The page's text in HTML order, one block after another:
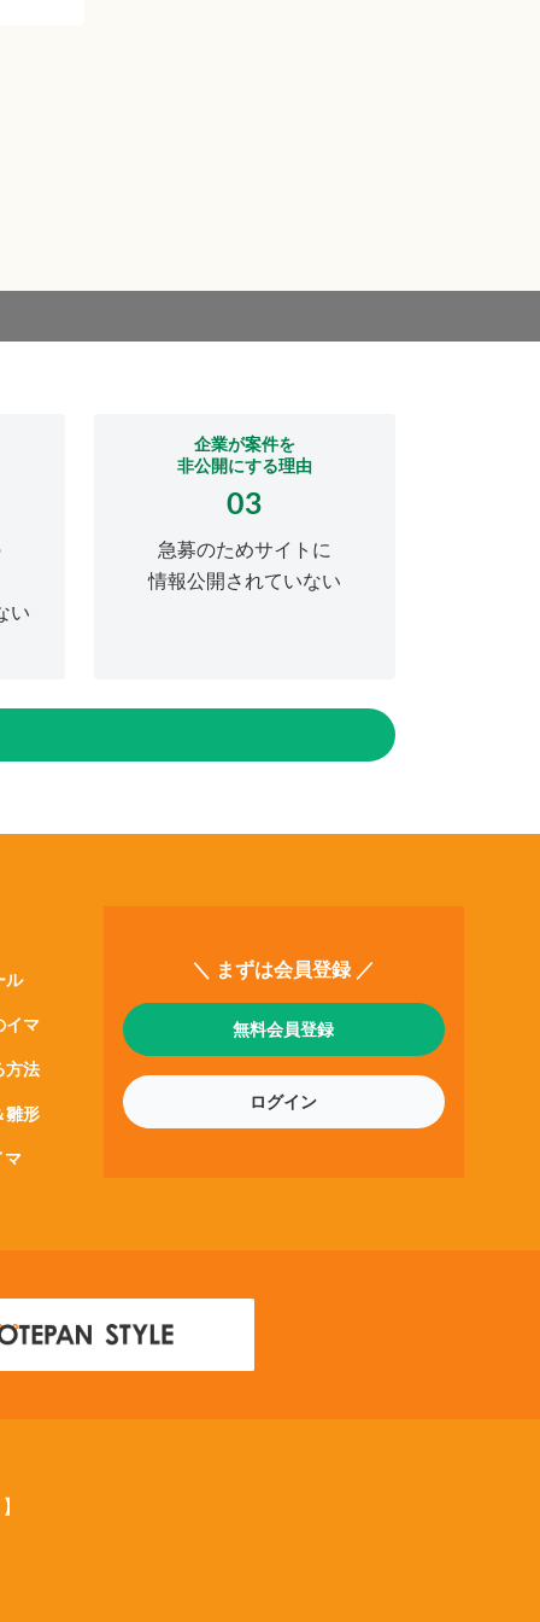
い
企業が案件を
非公開にする理由
03
急募のためサイトに
情報公開されていない
ル
イマ
方法
雛形
マ
＼ まずは会員登録 ／
無料会員登録
ログイン